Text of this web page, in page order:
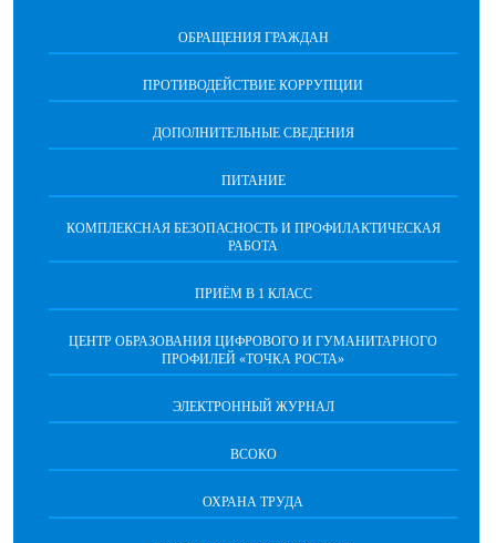
ОБРАЩЕНИЯ ГРАЖДАН
ПРОТИВОДЕЙСТВИЕ КОРРУПЦИИ
ДОПОЛНИТЕЛЬНЫЕ СВЕДЕНИЯ
ПИТАНИЕ
КОМПЛЕКСНАЯ БЕЗОПАСНОСТЬ И ПРОФИЛАКТИЧЕСКАЯ
РАБОТА
ПРИЁМ В 1 КЛАСС
ЦЕНТР ОБРАЗОВАНИЯ ЦИФРОВОГО И ГУМАНИТАРНОГО
ПРОФИЛЕЙ «ТОЧКА РОСТА»
ЭЛЕКТРОННЫЙ ЖУРНАЛ
ВСОКО
ОХРАНА ТРУДА